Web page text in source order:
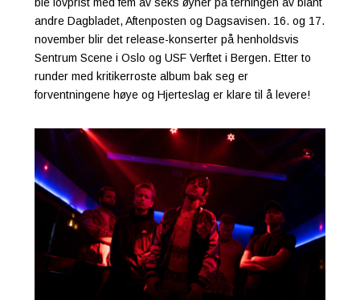
andre Dagbladet, Aftenposten og Dagsavisen. 16. og 17.
november blir det release-konserter på henholdsvis
Sentrum Scene i Oslo og USF Verftet i Bergen. Etter to
runder med kritikerroste album bak seg er
forventningene høye og Hjerteslag er klare til å levere!